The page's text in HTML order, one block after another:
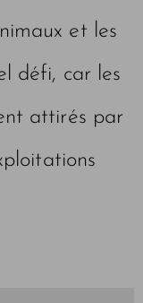
et les
défi, car les
attirés par